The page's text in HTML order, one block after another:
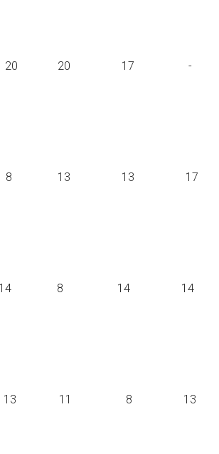
Esp. 20
– Esp. 8
-Esp. 14 8
Esp. 13 11